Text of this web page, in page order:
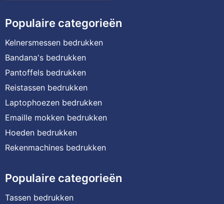
Populaire categorieën
Kelnersmessen bedrukken
Bandana's bedrukken
Pantoffels bedrukken
Reistassen bedrukken
Laptophoezen bedrukken
Emaille mokken bedrukken
Hoeden bedrukken
Rekenmachines bedrukken
Populaire categorieën
Tassen bedrukken